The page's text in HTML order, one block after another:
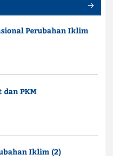
Perubahan Iklim
dan PKM
Iklim (2)